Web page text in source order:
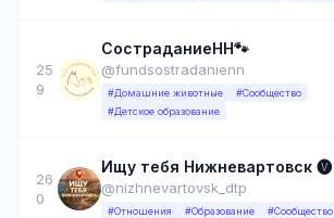
25
9
СостраданиеНН🐾
@fundsostradanienn
#Домашние животные
#Сообщество
#Детское образование
26
0
Ищу тебя Нижневартовск 🅥
@nizhnevartovsk_dtp
#Отношения #Образование #Сообщество